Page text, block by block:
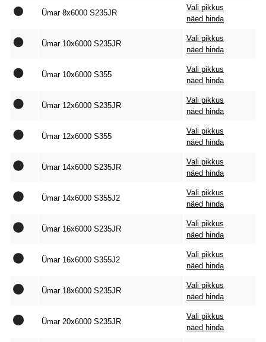
Ümar 8x6000 S235JR
Vali pikkus
näed hinda
Ümar 10x6000 S235JR
Vali pikkus
näed hinda
Ümar 10x6000 S355
Vali pikkus
näed hinda
Ümar 12x6000 S235JR
Vali pikkus
näed hinda
Ümar 12x6000 S355
Vali pikkus
näed hinda
Ümar 14x6000 S235JR
Vali pikkus
näed hinda
Ümar 14x6000 S355J2
Vali pikkus
näed hinda
Ümar 16x6000 S235JR
Vali pikkus
näed hinda
Ümar 16x6000 S355J2
Vali pikkus
näed hinda
Ümar 18x6000 S235JR
Vali pikkus
näed hinda
Ümar 20x6000 S235JR
Vali pikkus
näed hinda